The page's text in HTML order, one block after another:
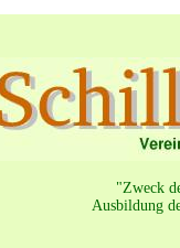
"Zweck
Ausbildung